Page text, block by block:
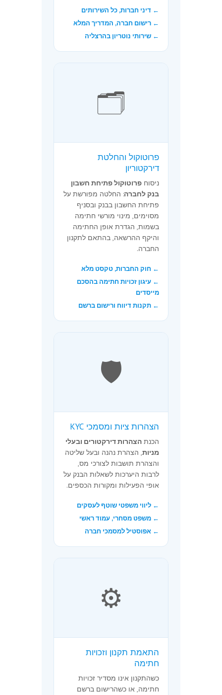
← דיני חברות, כל השירותים
← רישום חברה, המדריך המלא
← שירותי נוטריון בהרצליה
🗂️
פרוטוקול והחלטת
דירקטוריון
ניסוח פרוטוקול פתיחת חשבון
בנק לחברה: החלטה מפורשת על
פתיחת החשבון בבנק ובסניף
מסוימים, מינוי מורשי חתימה
בשמות, הגדרת אופן החתימה
והיקף ההרשאה, בהתאם לתקנון
החברה.
← חוק החברות, טקסט מלא
← עיגון זכויות חתימה בהסכם
מייסדים
← תקנות דיווח ורישום ברשם
🛡️
הצהרות ציות ומסמכי KYC
הכנת הצהרות דירקטורים ובעלי
מניות, הצהרת נהנה ובעל שליטה
והצהרת תושבות לצורכי מס,
לרבות היערכות לשאלות הבנק על
אופי הפעילות ומקורות הכספים.
← ליווי משפטי שוטף לעסקים
← משפט מסחרי, עמוד ראשי
← אפוסטיל למסמכי חברה
⚙️
התאמת תקנון וזכויות
חתימה
כשהתקנון אינו מסדיר זכויות
חתימה, או כשהרישום ברשם